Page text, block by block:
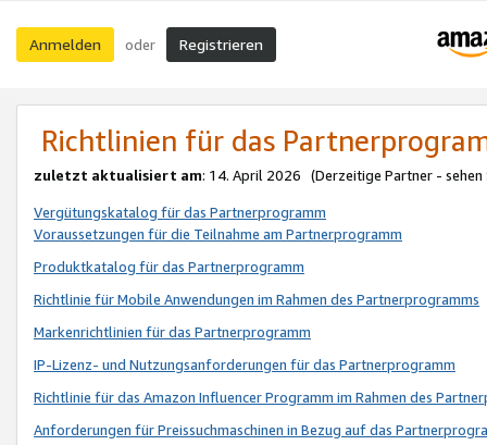
Anmelden oder Registrieren
Richtlinien für das
zuletzt aktualisiert am: 14. April 2026 (Derzeitige Partner - sehen
Vergütungskatalog für das Partnerprogramm
Voraussetzungen für die Teilnahme am Partnerprogramm
Produktkatalog für das Partnerprogramm
Richtlinie für Mobile Anwendungen im Rahmen des Partnerprogramms
Markenrichtlinien für das Partnerprogramm
IP-Lizenz- und Nutzungsanforderungen für das Partnerprogramm
Richtlinie für das Amazon Influencer Programm im Rahmen des
Anforderungen für Preissuchmaschinen in Bezug auf das